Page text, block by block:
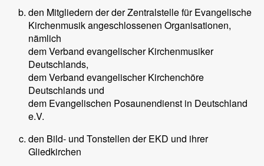
den Mitgliedern der der Zentralstelle für Evangelische
Kirchenmusik angeschlossenen Organisationen,
nämlich
dem Verband evangelischer Kirchenmusiker
Deutschlands,
dem Verband evangelischer Kirchenchöre
Deutschlands und
dem Evangelischen Posaunendienst in Deutschland
e.V.
den Bild- und Tonstellen der EKD und ihrer
Gliedkirchen